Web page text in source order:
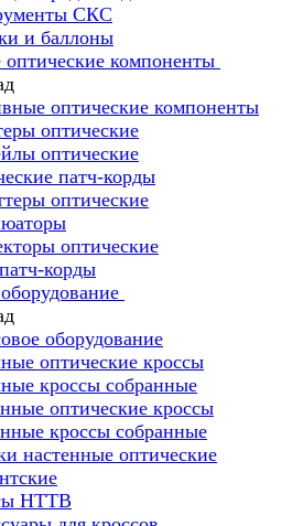
СКС
и баллоны
компоненты
оптические компоненты
оптические
оптические
патч-корды
оптические
оптические
корды
оборудование
оптические кроссы
кроссы собранные
оптические кроссы
кроссы собранные
настенные оптические
HTTB